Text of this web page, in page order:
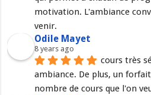
motivation. L'ambiance
venir.
Odile Mayet
8 years ago
cours très
ambiance. De plus, un
nombre de cours que l'on